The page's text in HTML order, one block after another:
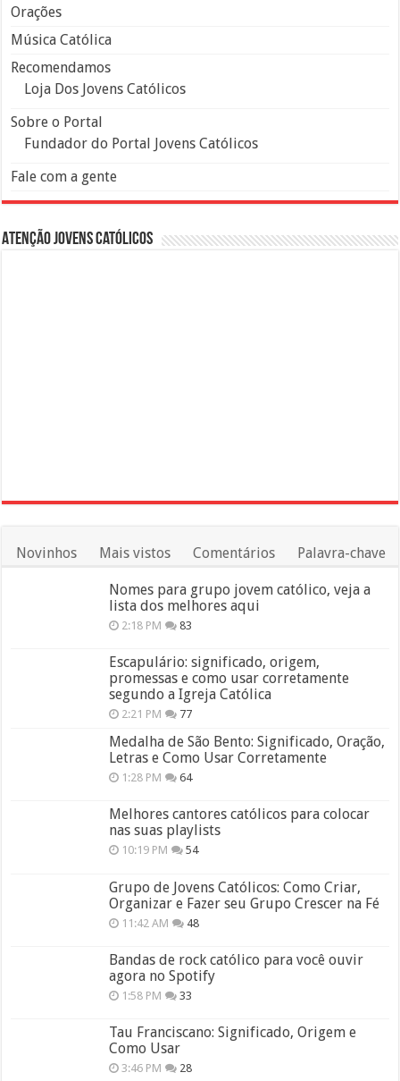
Orações
Música Católica
Recomendamos
Loja Dos Jovens Católicos
Sobre o Portal
Fundador do Portal Jovens Católicos
Fale com a gente
Atenção Jovens Católicos
Novinhos Mais vistos Comentários Palavra-chave
Nomes para grupo jovem católico, veja a
lista dos melhores aqui
2:18 PM 83
Escapulário: significado, origem,
promessas e como usar corretamente
segundo a Igreja Católica
2:21 PM 77
Medalha de São Bento: Significado, Oração,
Letras e Como Usar Corretamente
1:28 PM 64
Melhores cantores católicos para colocar
nas suas playlists
10:19 PM 54
Grupo de Jovens Católicos: Como Criar,
Organizar e Fazer seu Grupo Crescer na Fé
11:42 AM 48
Bandas de rock católico para você ouvir
agora no Spotify
1:58 PM 33
Tau Franciscano: Significado, Origem e
Como Usar
3:46 PM 28